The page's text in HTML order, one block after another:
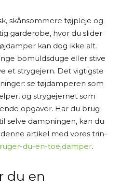
skånsommere tøjpleje og
garderobe, hvor du slider
kan dog ikke alt.
bomuldsduge eller stive
et strygejern. Det vigtigste
se tøjdamperen som
og strygejernet som
opgaver. Har du brug
selve dampningen, kan du
artikel med vores trin-
du-en-toejdamper.
du en